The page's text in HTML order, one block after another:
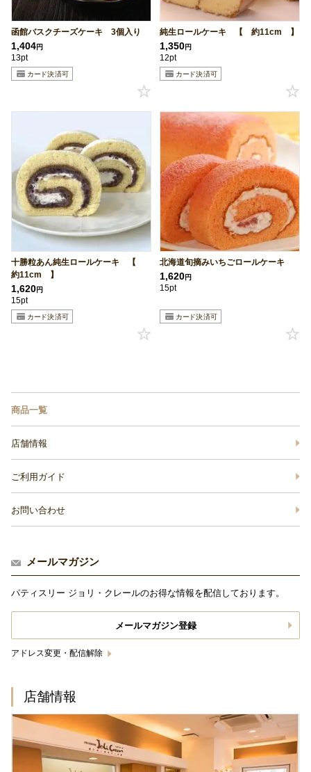
函館バスクチーズケーキ 3個入り
1,404円
13pt
純生ロールケーキ 【 約11cm 】
1,350円
12pt
十勝粒あん純生ロールケーキ 【
約11cm 】
1,620円
15pt
北海道旬摘みいちごロールケーキ
1,620円
15pt
商品一覧
店舗情報
ご利用ガイド
お問い合わせ
メールマガジン
パティスリー ジョリ・クレールのお得な情報を配信しております。
メールマガジン登録
アドレス変更・配信解除
店舗情報